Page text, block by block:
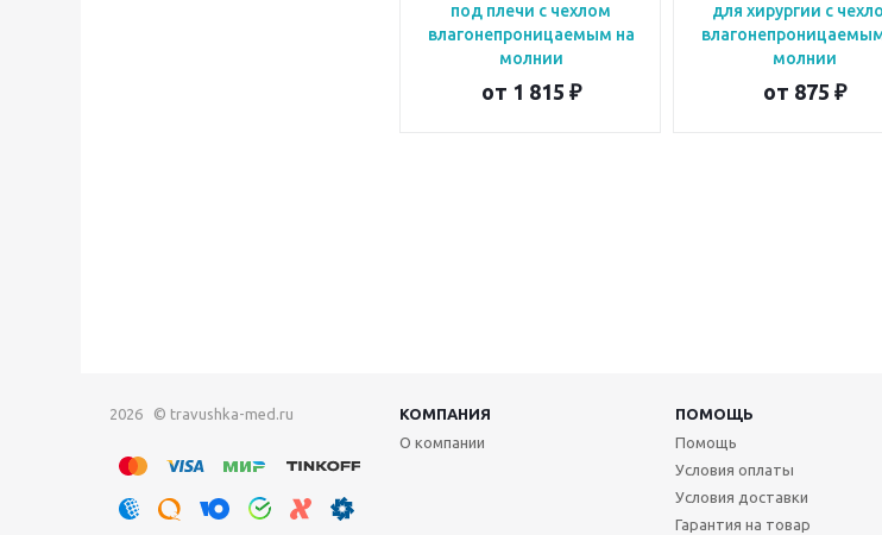
под плечи с чехлом
влагонепроницаемым на
молнии
от 1 815 ₽
для хирургии с
молнии
от 875 ₽
2026 © travushka-med.ru КОМПАНИЯ ПОМОЩЬ
О компании
Помощь
Условия оплаты
Условия доставки
Гарантия на товар